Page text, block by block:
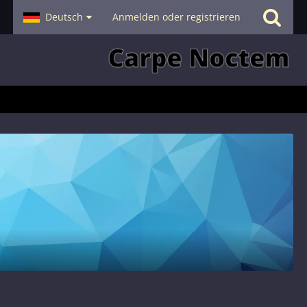
Hilfe
Deutsch Anmelden oder registrieren